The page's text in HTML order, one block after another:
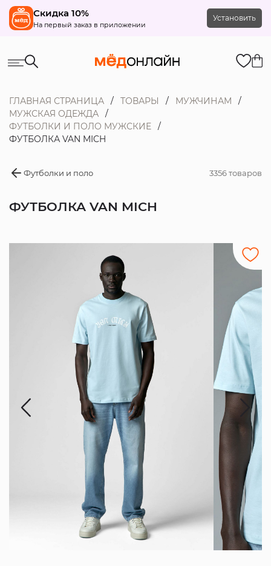
Скидка 10%
На первый заказ в приложении
Установить
ГЛАВНАЯ СТРАНИЦА ТОВАРЫ
МУЖЧИНАМ
МУЖСКАЯ ОДЕЖДА
ФУТБОЛКИ И ПОЛО МУЖСКИЕ
ФУТБОЛКА VAN MICH
Футболки и поло 3356 товаров
ФУТБОЛКА VAN MICH